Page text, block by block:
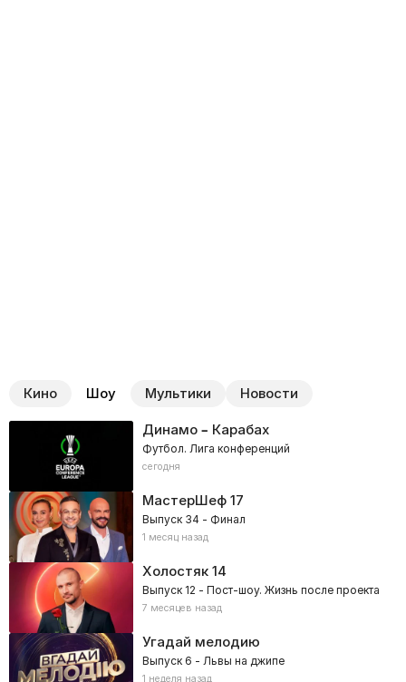
Кино Шоу Мультики Новости
Динамо – Карабах
Футбол. Лига конференций
сегодня
МастерШеф17
Выпуск 34 - Финал
1 месяц назад
Холостяк14
Выпуск 12 - Пост-шоу. Жизнь после проекта
7 месяцев назад
Угадай мелодию
Выпуск 6 - Львы на джипе
1 неделя назад